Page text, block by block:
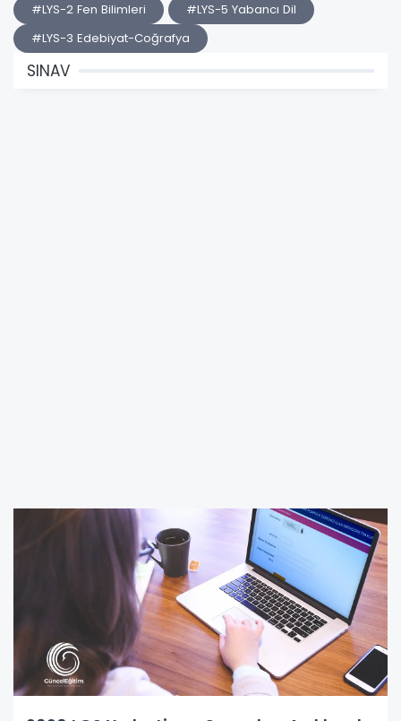
#LYS-2 Fen Bilimleri
#LYS-5 Yabancı Dil
#LYS-3 Edebiyat-Coğrafya
SINAV